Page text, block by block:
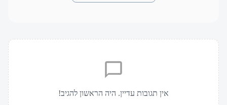
אין תגובות עדיין. היה הראשון להגיב!